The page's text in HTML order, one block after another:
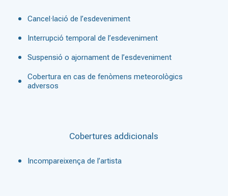
Cancel·lació de l’esdeveniment
Interrupció temporal de l’esdeveniment
Suspensió o ajornament de l’esdeveniment
Cobertura en cas de fenòmens meteorològics
adversos
Cobertures addicionals
Incompareixença de l’artista